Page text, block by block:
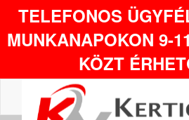
TELEFONOS
MUNKANAPOKON 9-
KÖZT